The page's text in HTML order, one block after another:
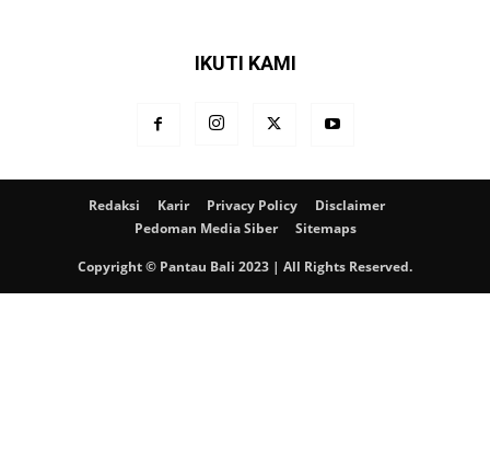
IKUTI KAMI
Redaksi Karir Privacy Policy
Disclaimer
Pedoman Media Siber
Sitemaps
Copyright © Pantau Bali 2023 | All Rights Reserved.